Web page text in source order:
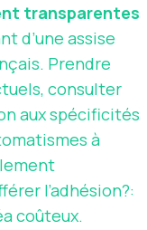
transparentes
d’une assise
Prendre
consulter
aux spécificités
à
l’adhésion?:
coûteux.